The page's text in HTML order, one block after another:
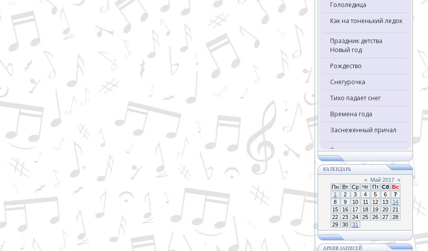
Гололедица
Как на тоненький ледок
Праздник детства
Новый год
Рождество
Снегурочка
Тихо падает снег
Времена года
Заснеженный причал
Зимняя сказка
КАЛЕНДАРЬ
« Май 2017 »
Пн
Вт Ср Чт Пт Сб Вс
1
2 3 4 5 6
7
8
9 10 11 12 13
14
15
16 17 18 19 20
21
22
23 24 25 26 27
28
29
30 31
АРХИВ ЗАПИСЕЙ